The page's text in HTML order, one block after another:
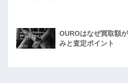
OUROはなぜ買取額
みと査定ポイント